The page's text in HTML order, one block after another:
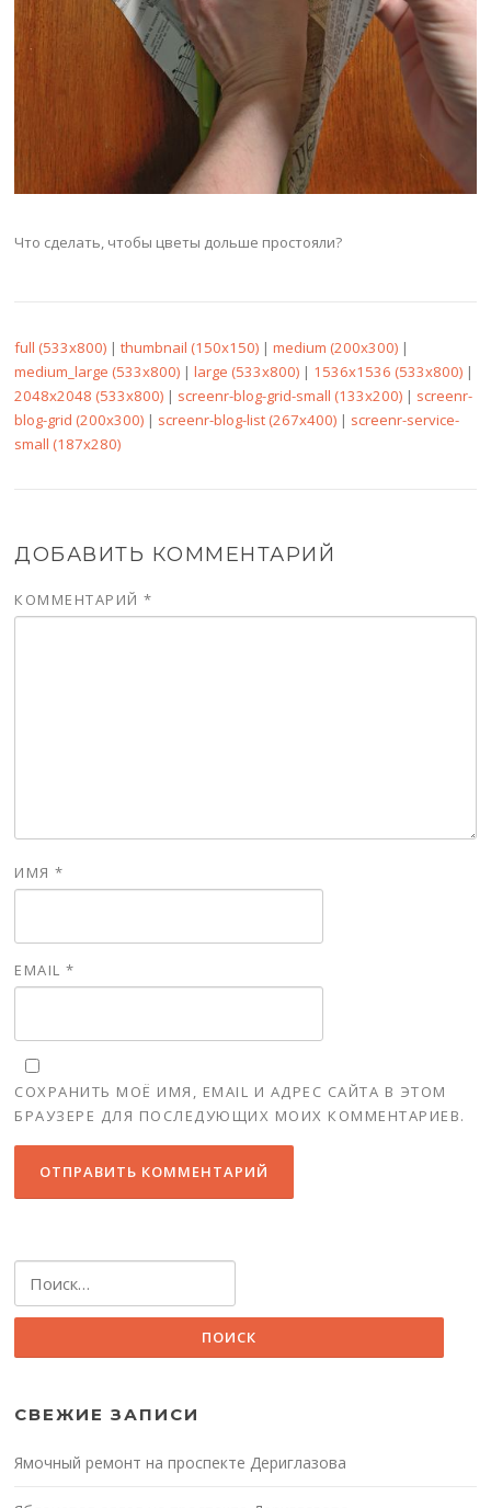
Что сделать, чтобы цветы дольше простояли?
full (533x800) |thumbnail (150x150) |medium (200x300) |
medium_large (533x800) |large (533x800) | 1536x1536 (533x800) |
2048x2048 (533x800) | screenr-blog-grid-small (133x200) | screenr-
blog-grid (200x300) | screenr-blog-list (267x400) | screenr-service-
small (187x280)
ДОБАВИТЬ КОММЕНТАРИЙ
КОММЕНТАРИЙ*
ИМЯ*
EMAIL*
СОХРАНИТЬ МОЁ ИМЯ, EMAIL И АДРЕС САЙТА В ЭТОМ
БРАУЗЕРЕ ДЛЯ ПОСЛЕДУЮЩИХ МОИХ КОММЕНТАРИЕВ.
СВЕЖИЕ ЗАПИСИ
Ямочный ремонт на проспекте Дериглазова